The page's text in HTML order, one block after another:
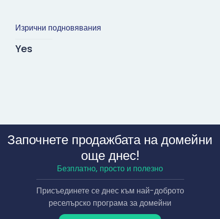
Изрични подновявания
Yes
Започнете продажбата на домейни
още днес!
Безплатно, просто и полезно
Присъединете се днес към най-доброто
реселърско програма за домейни